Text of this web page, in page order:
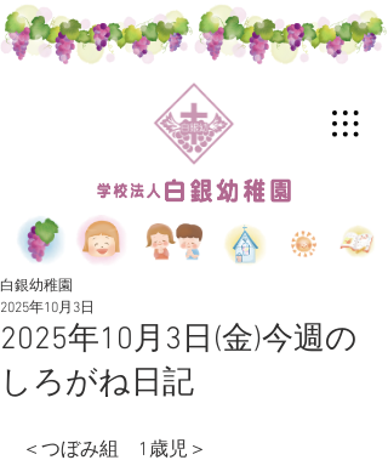
2025年10月3日(金)今週の
しろがね日記
白銀幼稚園
2025年10月3日
＜つぼみ組　1歳児＞